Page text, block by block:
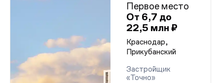
Первое место
От 6,7 до
22,5 млн ₽
Краснодар,
Прикубанский
Застройщик
«Точно»